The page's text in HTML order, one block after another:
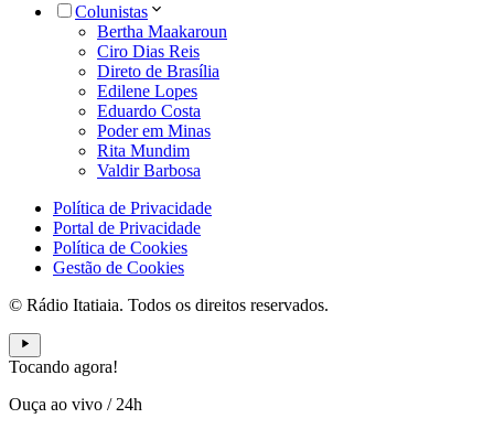
Colunistas
Bertha Maakaroun
Ciro Dias Reis
Direto de Brasília
Edilene Lopes
Eduardo Costa
Poder em Minas
Rita Mundim
Valdir Barbosa
Política de Privacidade
Portal de Privacidade
Política de Cookies
Gestão de Cookies
© Rádio Itatiaia. Todos os direitos reservados.
Tocando agora!
Ouça ao vivo / 24h